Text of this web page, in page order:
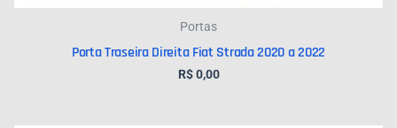
Portas
Porta Traseira Direita Fiat Strada 2020 a 2022
R$0,00